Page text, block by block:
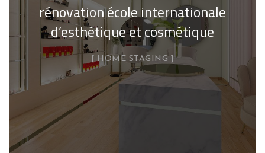
rénovation école internationale
d’esthétique et cosmétique
HOME STAGING